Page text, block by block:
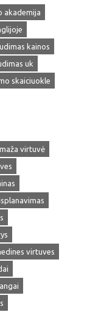
akademija
kainos
uk
skaiciuokle
maža virtuvė
virtuves